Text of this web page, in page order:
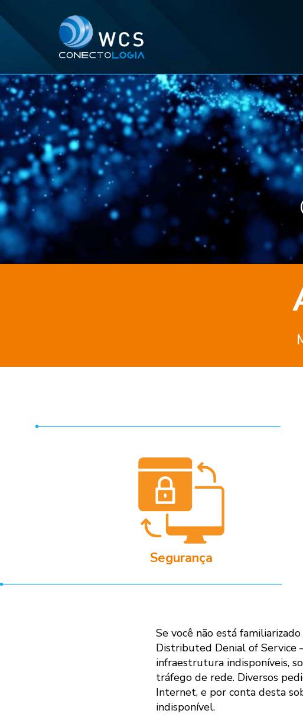
Segurança
Se você não está
Distributed Denial of Service
infraestrutura indisponíveis,
tráfego de rede. Diversos
Internet, e por conta desta
indisponível.